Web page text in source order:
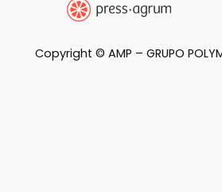
Copyright © AMP – GRUPO